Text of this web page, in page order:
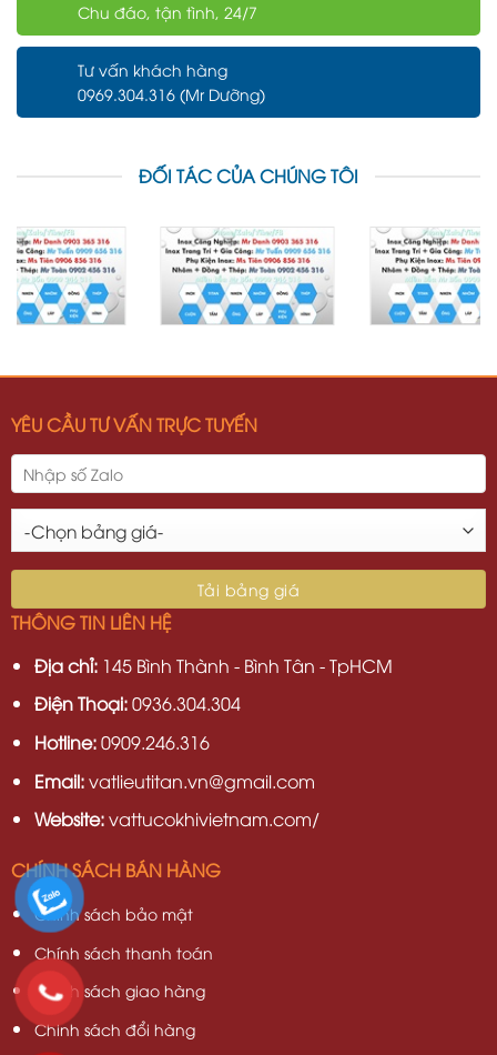
Chu đáo, tận tình, 24/7
Tư vấn khách hàng
0969.304.316 (Mr Dưỡng)
ĐỐI TÁC CỦA CHÚNG TÔI
YÊU CẦU TƯ VẤN TRỰC TUYẾN
THÔNG TIN LIÊN HỆ
Địa chỉ:145 Bình Thành - Bình Tân - TpHCM
Điện Thoại:0936.304.304
Hotline:0909.246.316
Email:vatlieutitan.vn@gmail.com
Website:vattucokhivietnam.com/
CHÍNH SÁCH BÁN HÀNG
Chính sách bảo mật
Chính sách thanh toán
Chính sách giao hàng
Chinh sách đổi hàng